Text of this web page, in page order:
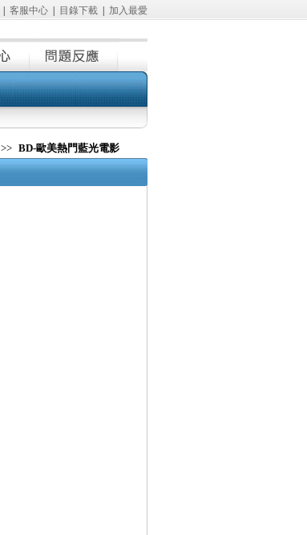
客服中心| 目錄下載| 加入最愛
>> BD-歐美熱門藍光電影